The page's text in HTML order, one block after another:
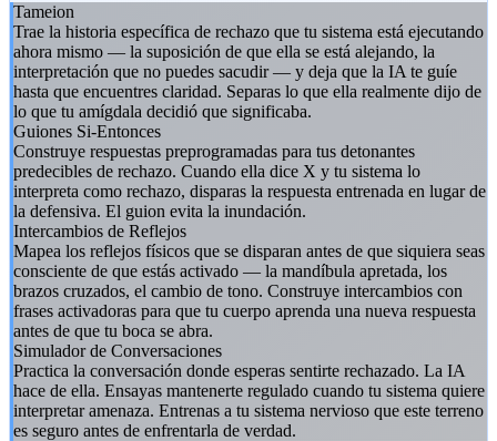
Tameion
Trae la historia específica de rechazo que tu sistema está ejecutando
ahora mismo — la suposición de que ella se está alejando, la
interpretación que no puedes sacudir — y deja que la IA te guíe
hasta que encuentres claridad. Separas lo que ella realmente dijo de
lo que tu amígdala decidió que significaba.
Guiones Si-Entonces
Construye respuestas preprogramadas para tus detonantes
predecibles de rechazo. Cuando ella dice X y tu sistema lo
interpreta como rechazo, disparas la respuesta entrenada en lugar de
la defensiva. El guion evita la inundación.
Intercambios de Reflejos
Mapea los reflejos físicos que se disparan antes de que siquiera seas
consciente de que estás activado — la mandíbula apretada, los
brazos cruzados, el cambio de tono. Construye intercambios con
frases activadoras para que tu cuerpo aprenda una nueva respuesta
antes de que tu boca se abra.
Simulador de Conversaciones
Practica la conversación donde esperas sentirte rechazado. La IA
hace de ella. Ensayas mantenerte regulado cuando tu sistema quiere
interpretar amenaza. Entrenas a tu sistema nervioso que este terreno
es seguro antes de enfrentarla de verdad.